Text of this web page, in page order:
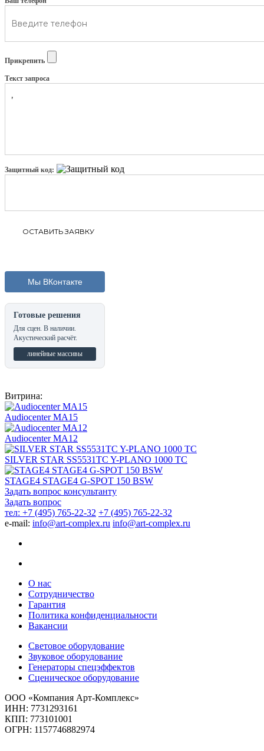
Прикрепить
Текст запроса
Защитный код:
Мы ВКонтакте
Готовые решения
Для сцен. В наличии.
Акустический расчёт.
линейные массивы
Витрина:
Audiocenter MA15
Audiocenter MA12
SILVER STAR SS5531TC Y-PLANO 1000 TC
STAGE4 STAGE4 G-SPOT 150 BSW
Задать вопрос консультанту
Задать вопрос
тел: +7 (495) 765-22-32 +7 (495) 765-22-32
e-mail: info@art-complex.ru info@art-complex.ru
О нас
Сотрудничество
Гарантия
Политика конфиденциальности
Вакансии
Световое оборудование
Звуковое оборудование
Генераторы спецэффектов
Сценическое оборудование
ООО «Компания Арт-Комплекс»
ИНН: 7731293161
КПП: 773101001
ОГРН: 1157746882974